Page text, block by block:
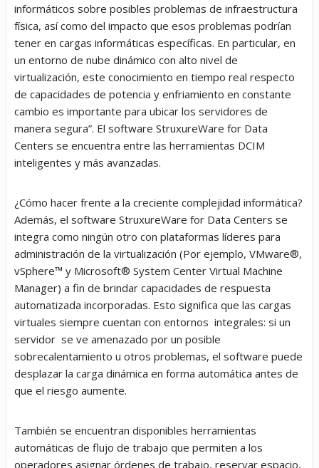
informáticos sobre posibles problemas de infraestructura
física, así como del impacto que esos problemas podrían
tener en cargas informáticas específicas. En particular, en
un entorno de nube dinámico con alto nivel de
virtualización, este conocimiento en tiempo real respecto
de capacidades de potencia y enfriamiento en constante
cambio es importante para ubicar los servidores de
manera segura”. El software StruxureWare for Data
Centers se encuentra entre las herramientas DCIM
inteligentes y más avanzadas.
¿Cómo hacer frente a la creciente complejidad informática?
Además, el software StruxureWare for Data Centers se
integra como ningún otro con plataformas líderes para
administración de la virtualización (Por ejemplo, VMware®,
vSphere™ y Microsoft® System Center Virtual Machine
Manager) a fin de brindar capacidades de respuesta
automatizada incorporadas. Esto significa que las cargas
virtuales siempre cuentan con entornos integrales: si un
servidor se ve amenazado por un posible
sobrecalentamiento u otros problemas, el software puede
desplazar la carga dinámica en forma automática antes de
que el riesgo aumente.
También se encuentran disponibles herramientas
automáticas de flujo de trabajo que permiten a los
operadores asignar órdenes de trabajo, reservar espacio,